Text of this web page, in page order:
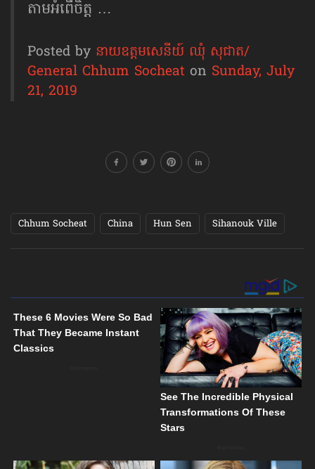
តាម​អំពើចិត្ត …
Posted by នាយឧត្តមសេនីយ៍ ឈុំ សុជាត/
General Chhum Socheat on Sunday, July
21, 2019
Chhum Socheat China Hun Sen Sihanouk Ville